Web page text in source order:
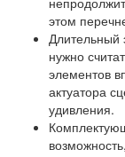
этом
Длительный
нужно
элементов
актуатора
удивления.